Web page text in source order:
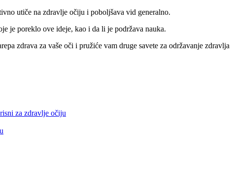
utiče na zdravlje očiju i poboljšava vid generalno.
je poreklo ove ideje, kao i da li je podržava nauka.
zdrava za vaše oči i pružiće vam druge savete za održavanje
za zdravlje očiju